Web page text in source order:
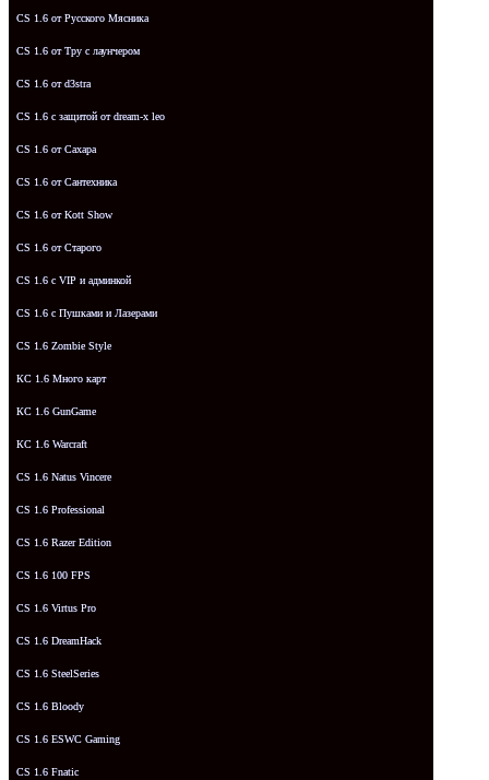
CS 1.6 от Русского Мясника
CS 1.6 от Tpy с лаунчером
CS 1.6 от d3stra
CS 1.6 с защитой от dream-x leo
CS 1.6 от Сахара
CS 1.6 от Сантехника
CS 1.6 от Kott Show
CS 1.6 от Старого
CS 1.6 с VIP и админкой
CS 1.6 с Пушками и Лазерами
CS 1.6 Zombie Style
КС 1.6 Много карт
КС 1.6 GunGame
КС 1.6 Warcraft
CS 1.6 Natus Vincere
CS 1.6 Professional
CS 1.6 Razer Edition
CS 1.6 100 FPS
CS 1.6 Virtus Pro
CS 1.6 DreamHack
CS 1.6 SteelSeries
CS 1.6 Bloody
CS 1.6 ESWC Gaming
CS 1.6 Fnatic